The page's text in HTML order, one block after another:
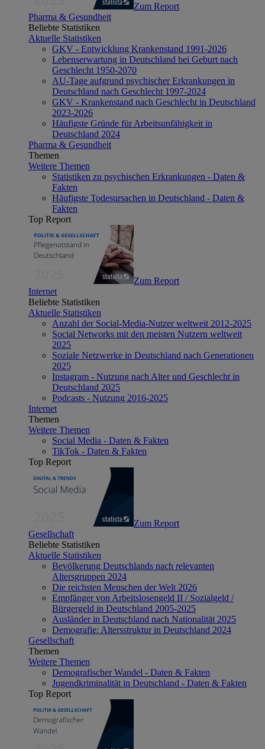
Zum Report
Pharma & Gesundheit
Beliebte Statistiken
Aktuelle Statistiken
GKV - Entwicklung Krankenstand 1991-2026
Lebenserwartung in Deutschland bei Geburt nach
Geschlecht 1950-2070
AU-Tage aufgrund psychischer Erkrankungen in
Deutschland nach Geschlecht 1997-2024
GKV - Krankenstand nach Geschlecht in Deutschland
2023-2026
Häufigste Gründe für Arbeitsunfähigkeit in
Deutschland 2024
Pharma & Gesundheit
Themen
Weitere Themen
Statistiken zu psychischen Erkrankungen - Daten &
Fakten
Häufigste Todesursachen in Deutschland - Daten &
Fakten
Top Report
Zum Report
Internet
Beliebte Statistiken
Aktuelle Statistiken
Anzahl der Social-Media-Nutzer weltweit 2012-2025
Social Networks mit den meisten Nutzern weltweit
2025
Soziale Netzwerke in Deutschland nach Generationen
2025
Instagram - Nutzung nach Alter und Geschlecht in
Deutschland 2025
Podcasts - Nutzung 2016-2025
Internet
Themen
Weitere Themen
Social Media - Daten & Fakten
TikTok - Daten & Fakten
Top Report
Zum Report
Gesellschaft
Beliebte Statistiken
Aktuelle Statistiken
Bevölkerung Deutschlands nach relevanten
Altersgruppen 2024
Die reichsten Menschen der Welt 2026
Empfänger von Arbeitslosengeld II / Sozialgeld /
Bürgergeld in Deutschland 2005-2025
Ausländer in Deutschland nach Nationalität 2025
Demografie: Altersstruktur in Deutschland 2024
Gesellschaft
Themen
Weitere Themen
Demografischer Wandel - Daten & Fakten
Jugendkriminalität in Deutschland - Daten & Fakten
Top Report